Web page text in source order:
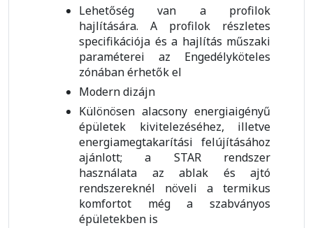
Lehetőség van a profilok
hajlítására. A profilok részletes
specifikációja és a hajlítás műszaki
paraméterei az Engedélyköteles
zónában érhetők el
Modern dizájn
Különösen alacsony energiaigényű
épületek kivitelezéséhez, illetve
energiamegtakarítási felújításához
ajánlott; a STAR rendszer
használata az ablak és ajtó
rendszereknél növeli a termikus
komfortot még a szabványos
épületekben is